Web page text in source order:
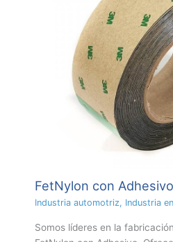
FetNylon con
Industria automotriz, Industria
Somos líderes en la